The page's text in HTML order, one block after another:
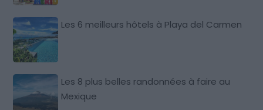
Les 6 meilleurs hôtels à Playa del Carmen
Les 8 plus belles randonnées à faire au
Mexique